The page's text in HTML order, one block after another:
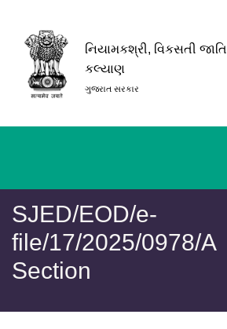
નિયામકશ્રી, વિકસતી જાતિ
કલ્યાણ
ગુજરાત સરકાર
SJED/EOD/e-
file/17/2025/0978/A
Section